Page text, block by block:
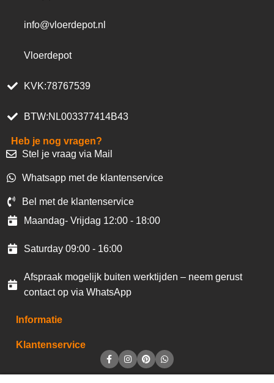
info@vloerdepot.nl
Vloerdepot
KVK:78767539
BTW:NL003377414B43
Heb je nog vragen?
Stel je vraag via Mail
Whatsapp met de klantenservice
Bel met de klantenservice
Maandag- Vrijdag 12:00 - 18:00
Saturday 09:00 - 16:00
Afspraak mogelijk buiten werktijden – neem gerust
contact op via WhatsApp
Informatie
Klantenservice